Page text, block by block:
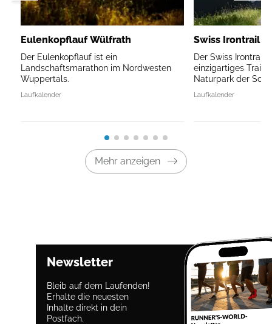
Eulenkopflauf Wülfrath
Der Eulenkopflauf ist ein
Landschaftsmarathon im Nordwesten
Wuppertals.
Laufkalender
Swiss Irontrail
Der Swiss Irontrail
einzigartiges
Naturpark der
Laufkalender
Mehr anzeigen
Newsletter
Bleib auf dem Laufenden!
Erhalte die neuesten
Inhalte direkt in dein
Postfach.